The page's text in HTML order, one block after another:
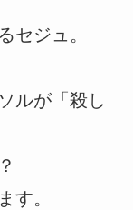
セジュ。
ルが「殺し
す。